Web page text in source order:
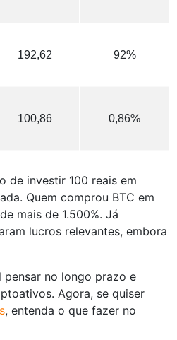
192,62 92%
100,86 0,86%
de investir 100 reais em
Quem comprou BTC em
mais de 1.500%. Já
lucros relevantes, embora
pensar no longo prazo e
Agora, se quiser
, entenda o que fazer no